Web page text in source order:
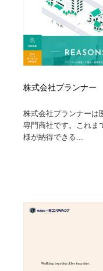
株式会社プランナー
株式会社プランナーは
専門商社です。これま
様が納得できる...